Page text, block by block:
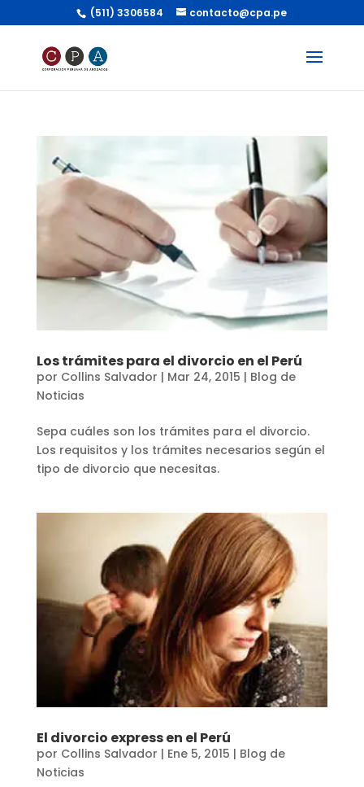
(511) 3306584 contacto@cpa.pe
Los trámites para el divorcio en el Perú
por Collins Salvador | Mar 24, 2015 | Blog de
Noticias
Sepa cuáles son los trámites para el divorcio.
Los requisitos y los trámites necesarios según el
tipo de divorcio que necesitas.
El divorcio express en el Perú
por Collins Salvador | Ene 5, 2015 | Blog de
Noticias